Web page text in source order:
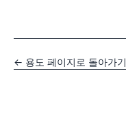
← 용도 페이지로 돌아가기